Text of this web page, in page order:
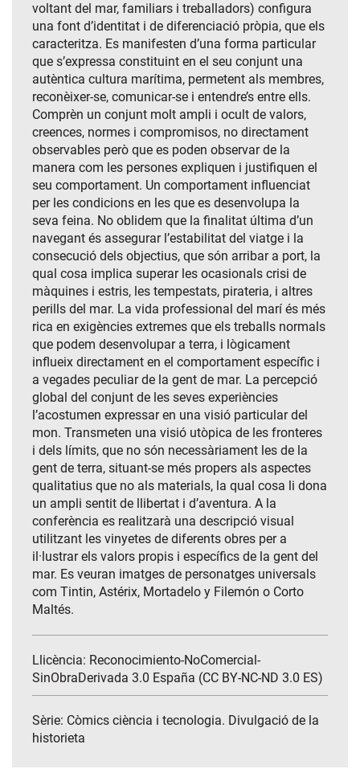
voltant del mar, familiars i treballadors) configura
una font d’identitat i de diferenciació pròpia, que els
caracteritza. Es manifesten d’una forma particular
que s’expressa constituint en el seu conjunt una
autèntica cultura marítima, permetent als membres,
reconèixer-se, comunicar-se i entendre’s entre ells.
Comprèn un conjunt molt ampli i ocult de valors,
creences, normes i compromisos, no directament
observables però que es poden observar de la
manera com les persones expliquen i justifiquen el
seu comportament. Un comportament influenciat
per les condicions en les que es desenvolupa la
seva feina. No oblidem que la finalitat última d’un
navegant és assegurar l’estabilitat del viatge i la
consecució dels objectius, que són arribar a port, la
qual cosa implica superar les ocasionals crisi de
màquines i estris, les tempestats, pirateria, i altres
perills del mar. La vida professional del marí és més
rica en exigències extremes que els treballs normals
que podem desenvolupar a terra, i lògicament
influeix directament en el comportament específic i
a vegades peculiar de la gent de mar. La percepció
global del conjunt de les seves experiències
l’acostumen expressar en una visió particular del
mon. Transmeten una visió utòpica de les fronteres
i dels límits, que no són necessàriament les de la
gent de terra, situant-se més propers als aspectes
qualitatius que no als materials, la qual cosa li dona
un ampli sentit de llibertat i d’aventura. A la
conferència es realitzarà una descripció visual
utilitzant les vinyetes de diferents obres per a
il·lustrar els valors propis i específics de la gent del
mar. Es veuran imatges de personatges universals
com Tintin, Astérix, Mortadelo y Filemón o Corto
Maltés.
Llicència: Reconocimiento-NoComercial-
SinObraDerivada 3.0 España (CC BY-NC-ND 3.0 ES)
Sèrie: Còmics ciència i tecnologia. Divulgació de la
historieta